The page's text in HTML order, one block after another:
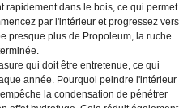
rapidement dans le bois, ce qui permet
par l'intérieur et progressez vers
presque plus de Propoleum, la ruche
qui doit être entretenue, ce qui
année. Pourquoi peindre l'intérieur
la condensation de pénétrer